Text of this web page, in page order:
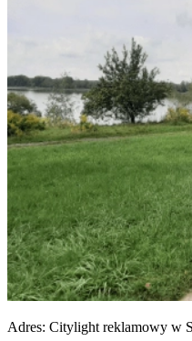
Adres: Citylight reklamowy w